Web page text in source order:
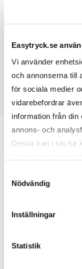
Easytryck.se
Vi använder
och annonserna till
för sociala medier
vidarebefordrar
information från din
annons- och
Dessa kan i sin tur
Nödvändig
Inställningar
Statistik